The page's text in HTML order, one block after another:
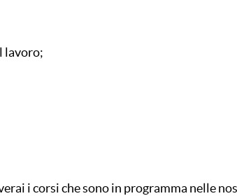
lavoro;
i corsi che sono in programma nelle